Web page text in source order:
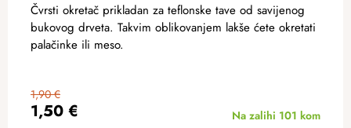
1,50 €
1,90 €
Na zalihi 101 kom
Čvrsti okretač prikladan za teflonske tave od savijenog
bukovog drveta. Takvim oblikovanjem lakše ćete okretati
palačinke ili meso.